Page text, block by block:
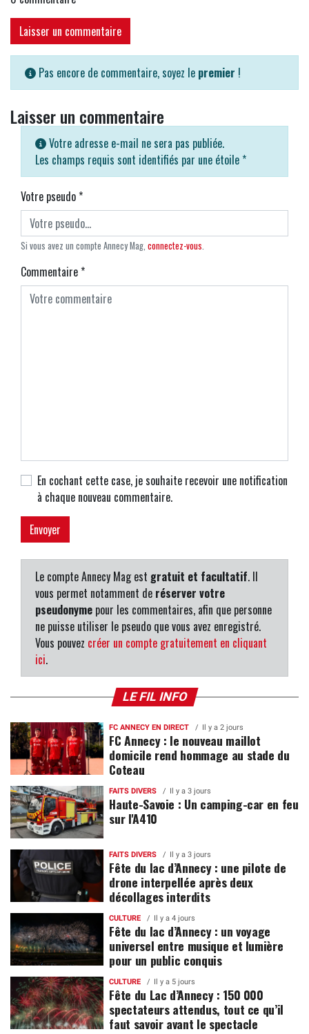
Laisser un commentaire
Pas encore de commentaire, soyez le premier !
Laisser un commentaire
Votre adresse e-mail ne sera pas publiée.
Les champs requis sont identifiés par une étoile *
Votre pseudo*
Si vous avez un compte Annecy Mag, connectez-vous.
Commentaire*
En cochant cette case, je souhaite recevoir une notification
à chaque nouveau commentaire.
Le compte Annecy Mag est gratuit et facultatif. Il
vous permet notamment de réserver votre
pseudonyme pour les commentaires, afin que personne
ne puisse utiliser le pseudo que vous avez enregistré.
Vous pouvez créer un compte gratuitement en cliquant
ici.
LE FIL INFO
FC ANNECY EN DIRECT Il y a 2 jours
FC Annecy : le nouveau maillot
domicile rend hommage au stade du
Coteau
FAITS DIVERS Il y a 3 jours
Haute-Savoie : Un camping-car en feu
sur l'A410
FAITS DIVERS Il y a 3 jours
Fête du lac d’Annecy : une pilote de
drone interpellée après deux
décollages interdits
CULTURE Il y a 4 jours
Fête du lac d’Annecy : un voyage
universel entre musique et lumière
pour un public conquis
CULTURE Il y a 5 jours
Fête du Lac d’Annecy : 150 000
spectateurs attendus, tout ce qu’il
faut savoir avant le spectacle